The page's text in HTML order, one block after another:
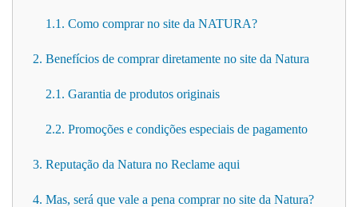
1.1. Como comprar no site da NATURA?
2. Benefícios de comprar diretamente no site da Natura
2.1. Garantia de produtos originais
2.2. Promoções e condições especiais de pagamento
3. Reputação da Natura no Reclame aqui
4. Mas, será que vale a pena comprar no site da Natura?